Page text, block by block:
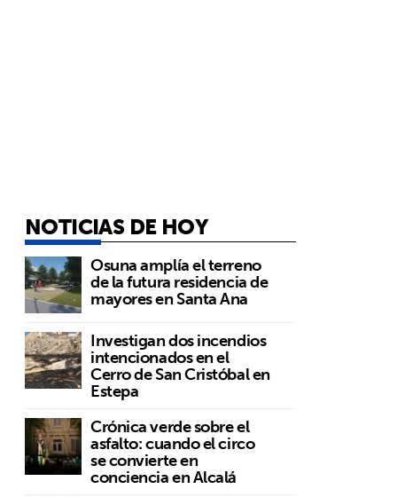
NOTICIAS DE HOY
Osuna amplía el terreno
de la futura residencia de
mayores en Santa Ana
Investigan dos incendios
intencionados en el
Cerro de San Cristóbal en
Estepa
Crónica verde sobre el
asfalto: cuando el circo
se convierte en
conciencia en Alcalá